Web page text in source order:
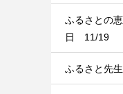
ふるさとの
日 11/19
ふるさと先